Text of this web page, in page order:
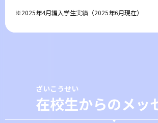
2025年4月編入学生実績（2025年6月現在）
在校生
ざいこうせい
からのメッ